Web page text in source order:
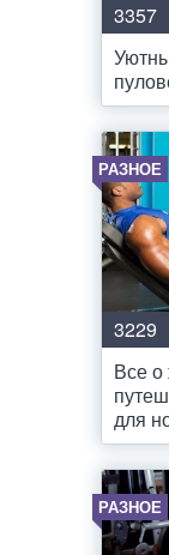
3357
РАЗНОЕ
3229
Все о
для
РАЗНОЕ